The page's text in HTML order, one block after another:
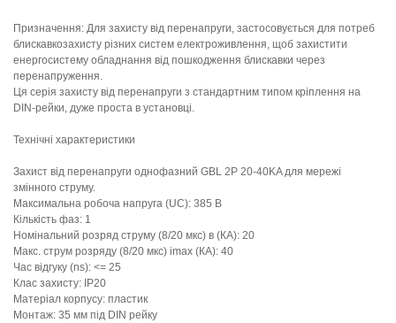
Призначення: Для захисту від перенапруги, застосовується для потреб
блискавкозахисту різних систем електроживлення, щоб захистити
енергосистему обладнання від пошкодження блискавки через
перенапруження.
Ця серія захисту від перенапруги з стандартним типом кріплення на
DIN-рейки, дуже проста в установці.
Технічні характеристики
Захист від перенапруги однофазний GBL 2P 20-40KA для мережі
змінного струму.
Максимальна робоча напруга (UC): 385 В
Кількість фаз: 1
Номінальний розряд струму (8/20 мкс) в (КА): 20
Макс. струм розряду (8/20 мкс) imax (КА): 40
Час відгуку (ns): <= 25
Клас захисту: IP20
Матеріал корпусу: пластик
Монтаж: 35 мм під DIN рейку